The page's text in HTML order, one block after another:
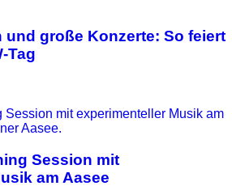
und große Konzerte: So feiert
Tag
Session mit
am Aasee